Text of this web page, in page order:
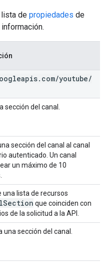
de propiedades de
. com/youtube/
sección del canal.
sección del canal al canal
autenticado. Un canal
un máximo de 10
una lista de recursos
Section que coinciden con
de la solicitud a la API.
una sección del canal.